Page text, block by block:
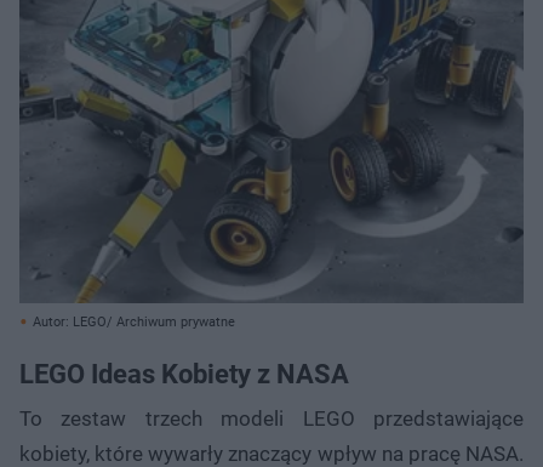
Autor: LEGO/ Archiwum prywatne
LEGO Ideas Kobiety z NASA
To zestaw trzech modeli LEGO przedstawiające
kobiety, które wywarły znaczący wpływ na pracę NASA.